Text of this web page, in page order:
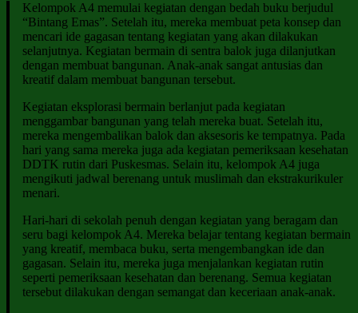
Kelompok A4 memulai kegiatan dengan bedah buku berjudul
“Bintang Emas”. Setelah itu, mereka membuat peta konsep dan
mencari ide gagasan tentang kegiatan yang akan dilakukan
selanjutnya. Kegiatan bermain di sentra balok juga dilanjutkan
dengan membuat bangunan. Anak-anak sangat antusias dan
kreatif dalam membuat bangunan tersebut.
Kegiatan eksplorasi bermain berlanjut pada kegiatan
menggambar bangunan yang telah mereka buat. Setelah itu,
mereka mengembalikan balok dan aksesoris ke tempatnya. Pada
hari yang sama mereka juga ada kegiatan pemeriksaan kesehatan
DDTK rutin dari Puskesmas. Selain itu, kelompok A4 juga
mengikuti jadwal berenang untuk muslimah dan ekstrakurikuler
menari.
Hari-hari di sekolah penuh dengan kegiatan yang beragam dan
seru bagi kelompok A4. Mereka belajar tentang kegiatan bermain
yang kreatif, membaca buku, serta mengembangkan ide dan
gagasan. Selain itu, mereka juga menjalankan kegiatan rutin
seperti pemeriksaan kesehatan dan berenang. Semua kegiatan
tersebut dilakukan dengan semangat dan keceriaan anak-anak.